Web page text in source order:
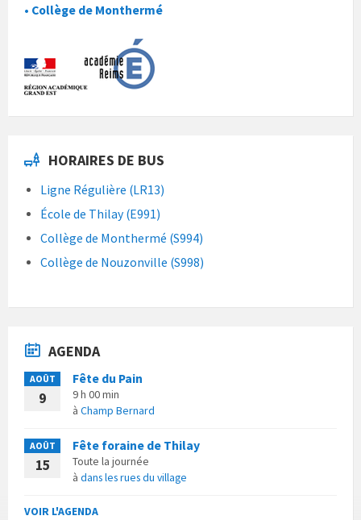
• Collège de Monthermé
HORAIRES DE BUS
Ligne Régulière (LR13)
École de Thilay (E991)
Collège de Monthermé (S994)
Collège de Nouzonville (S998)
AGENDA
AOÛT
9
Fête du Pain
9 h 00 min
à Champ Bernard
AOÛT
15
Fête foraine de Thilay
Toute la journée
à dans les rues du village
VOIR L'AGENDA